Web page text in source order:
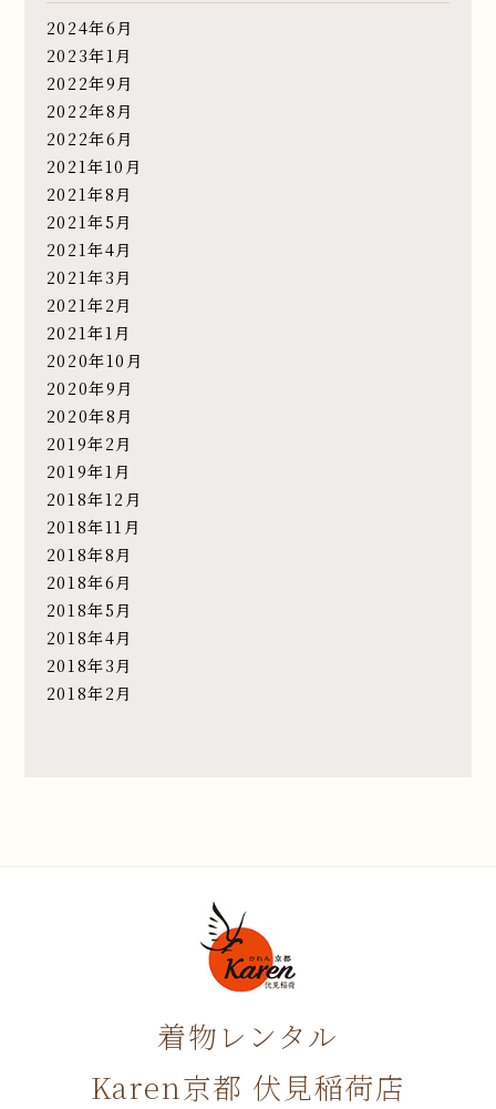
2024年6月
2023年1月
2022年9月
2022年8月
2022年6月
2021年10月
2021年8月
2021年5月
2021年4月
2021年3月
2021年2月
2021年1月
2020年10月
2020年9月
2020年8月
2019年2月
2019年1月
2018年12月
2018年11月
2018年8月
2018年6月
2018年5月
2018年4月
2018年3月
2018年2月
着物レンタル
Karen京都 伏見稲荷店